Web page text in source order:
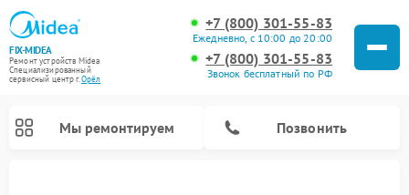
FIX-MIDEA
Ремонт устройств Midea
Специализированный
cервисный центр г.Орёл
+7 (800) 301-55-83
Ежедневно, с 10:00 до 20:00
+7 (800) 301-55-83
Звонок бесплатный по РФ
Мы ремонтируем Позвонить